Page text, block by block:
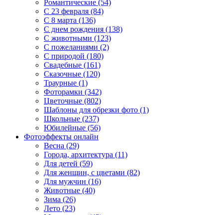
Романтические (54)
С 23 февраля (84)
С 8 марта (136)
С днем рождения (138)
С животными (123)
С пожеланиями (2)
С природой (180)
Свадебные (161)
Сказочные (120)
Траурные (1)
Фоторамки (342)
Цветочные (802)
Шаблоны для обрезки фото (1)
Школьные (237)
Юбилейные (56)
Фотоэффекты онлайн
Весна (29)
Города, архитектура (11)
Для детей (59)
Для женщин, с цветами (82)
Для мужчин (16)
Животные (40)
Зима (26)
Лето (23)